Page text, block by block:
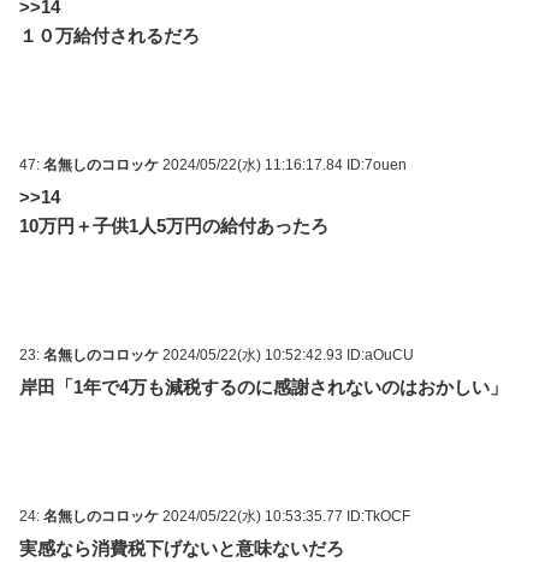
>>14
１０万給付されるだろ
47: 名無しのコロッケ 2024/05/22(水) 11:16:17.84 ID:7ouen
>>14
10万円＋子供1人5万円の給付あったろ
23: 名無しのコロッケ 2024/05/22(水) 10:52:42.93 ID:aOuCU
岸田「1年で4万も減税するのに感謝されないのはおかしい」
24: 名無しのコロッケ 2024/05/22(水) 10:53:35.77 ID:TkOCF
実感なら消費税下げないと意味ないだろ